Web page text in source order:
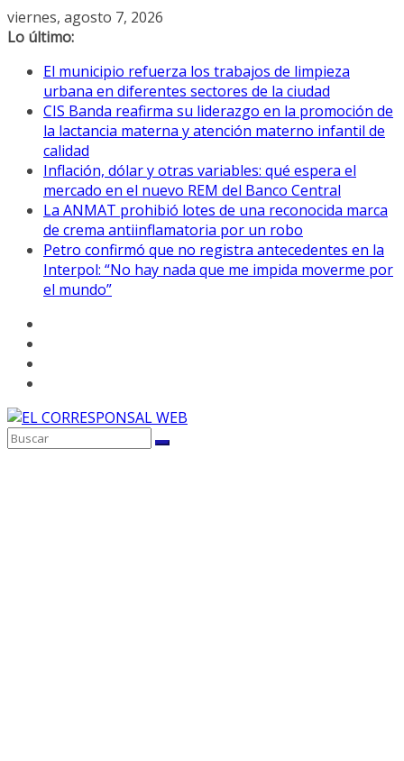
Saltar
al
viernes, agosto 7, 2026
Lo último:
El municipio refuerza los trabajos de limpieza
urbana en diferentes sectores de la ciudad
CIS Banda reafirma su liderazgo en la promoción de
la lactancia materna y atención materno infantil de
calidad
Inflación, dólar y otras variables: qué espera el
mercado en el nuevo REM del Banco Central
La ANMAT prohibió lotes de una reconocida marca
de crema antiinflamatoria por un robo
Petro confirmó que no registra antecedentes en la
Interpol: “No hay nada que me impida moverme por
el mundo”